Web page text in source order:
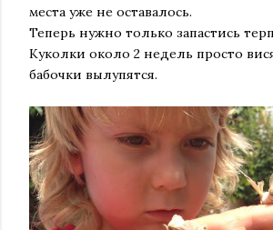
места уже не оставалось.
Теперь нужно только запастись
Куколки около 2 недель просто
бабочки вылупятся.